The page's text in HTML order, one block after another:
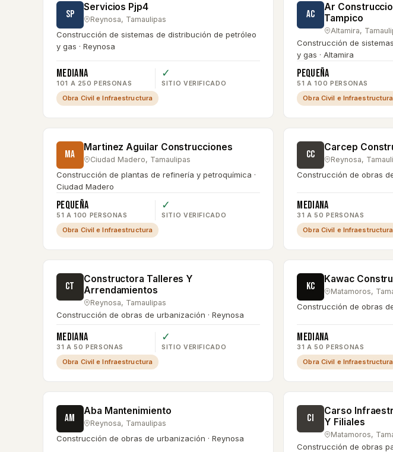
SP
Servicios Pjp4
Reynosa, Tamaulipas
Construcción de sistemas de distribución de petróleo
y gas · Reynosa
Mediana
101 A 250 PERSONAS
✓
SITIO VERIFICADO
Obra Civil e Infraestructura
AC
Ar
Tampico
Altamira,
Construcción de
y gas · Altamira
Pequeña
51 A 100 PERSONAS
Obra Civil e Infraestructura
MA
Martinez Aguilar Construcciones
Ciudad Madero, Tamaulipas
Construcción de plantas de refinería y petroquímica ·
Ciudad Madero
Pequeña
51 A 100 PERSONAS
✓
SITIO VERIFICADO
Obra Civil e Infraestructura
CC
Carcep
Reynosa,
Construcción de obras
Mediana
31 A 50 PERSONAS
Obra Civil e Infraestructura
CT
Constructora Talleres Y
Arrendamientos
Reynosa, Tamaulipas
Construcción de obras de urbanización · Reynosa
Mediana
31 A 50 PERSONAS
✓
SITIO VERIFICADO
Obra Civil e Infraestructura
KC
Kawac
Matamoros,
Construcción de obras
Mediana
31 A 50 PERSONAS
Obra Civil e Infraestructura
AM
Aba Mantenimiento
Reynosa, Tamaulipas
Construcción de obras de urbanización · Reynosa
CI
Carso
Y Filiales
Matamoros,
Construcción de obras